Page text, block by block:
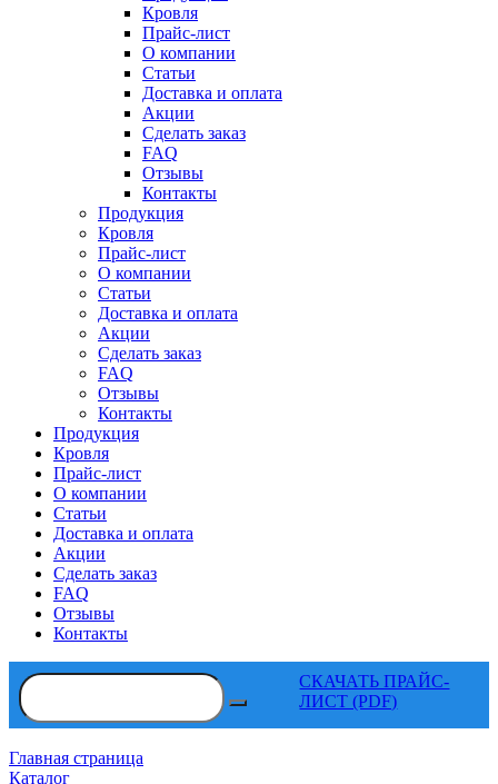
Кровля
Прайс-лист
О компании
Статьи
Доставка и оплата
Акции
Сделать заказ
FAQ
Отзывы
Контакты
Продукция
Кровля
Прайс-лист
О компании
Статьи
Доставка и оплата
Акции
Сделать заказ
FAQ
Отзывы
Контакты
Продукция
Кровля
Прайс-лист
О компании
Статьи
Доставка и оплата
Акции
Сделать заказ
FAQ
Отзывы
Контакты
СКАЧАТЬ ПРАЙС-
ЛИСТ (PDF)
Главная страница
Каталог